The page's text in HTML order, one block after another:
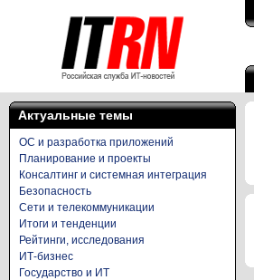
Актуальные темы
ОС и разработка приложений
Планирование и проекты
Консалтинг и системная интеграция
Безопасность
Сети и телекоммуникации
Итоги и тенденции
Рейтинги, исследования
ИТ-бизнес
Государство и ИТ